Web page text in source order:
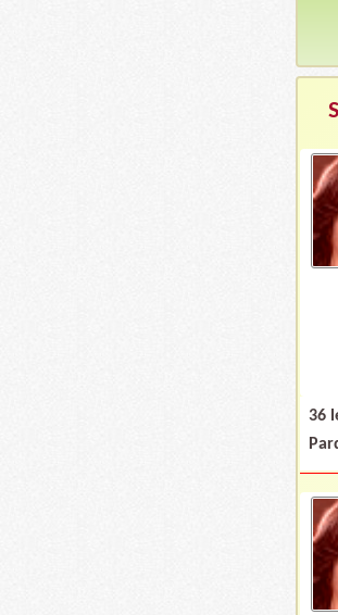
36